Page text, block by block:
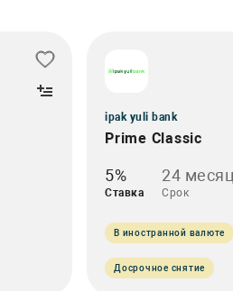
ipak yuli bank
Prime Classic
5%
Ставка
24
Срок
В иностранной валюте
Досрочное снятие